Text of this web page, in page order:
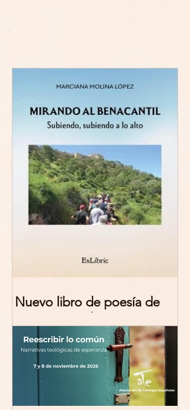
Nuevo libro de poesía de